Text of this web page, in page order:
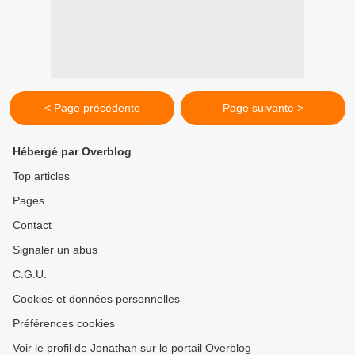
< Page précédente Page suivante >
Hébergé par Overblog
Top articles
Pages
Contact
Signaler un abus
C.G.U.
Cookies et données personnelles
Préférences cookies
Voir le profil de Jonathan sur le portail Overblog